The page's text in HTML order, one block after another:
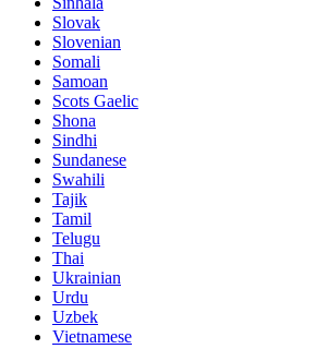
Slovak
Slovenian
Somali
Samoan
Scots Gaelic
Shona
Sindhi
Sundanese
Swahili
Tajik
Tamil
Telugu
Thai
Ukrainian
Urdu
Uzbek
Vietnamese